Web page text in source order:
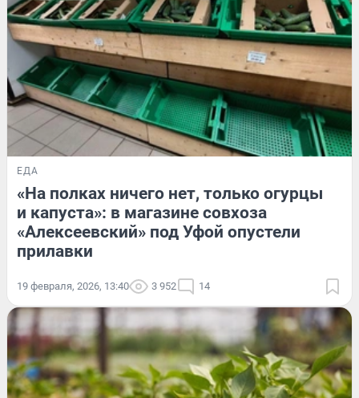
ЕДА
«На полках ничего нет, только огурцы
и капуста»: в магазине совхоза
«Алексеевский» под Уфой опустели
прилавки
19 февраля, 2026, 13:40 3 952 14